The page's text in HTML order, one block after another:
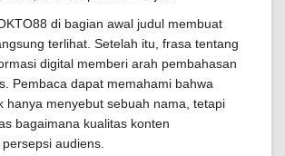
di bagian awal judul membuat
terlihat. Setelah itu, frasa tentang
digital memberi arah pembahasan
Pembaca dapat memahami bahwa
hanya menyebut sebuah nama, tetapi
bagaimana kualitas konten
audiens.